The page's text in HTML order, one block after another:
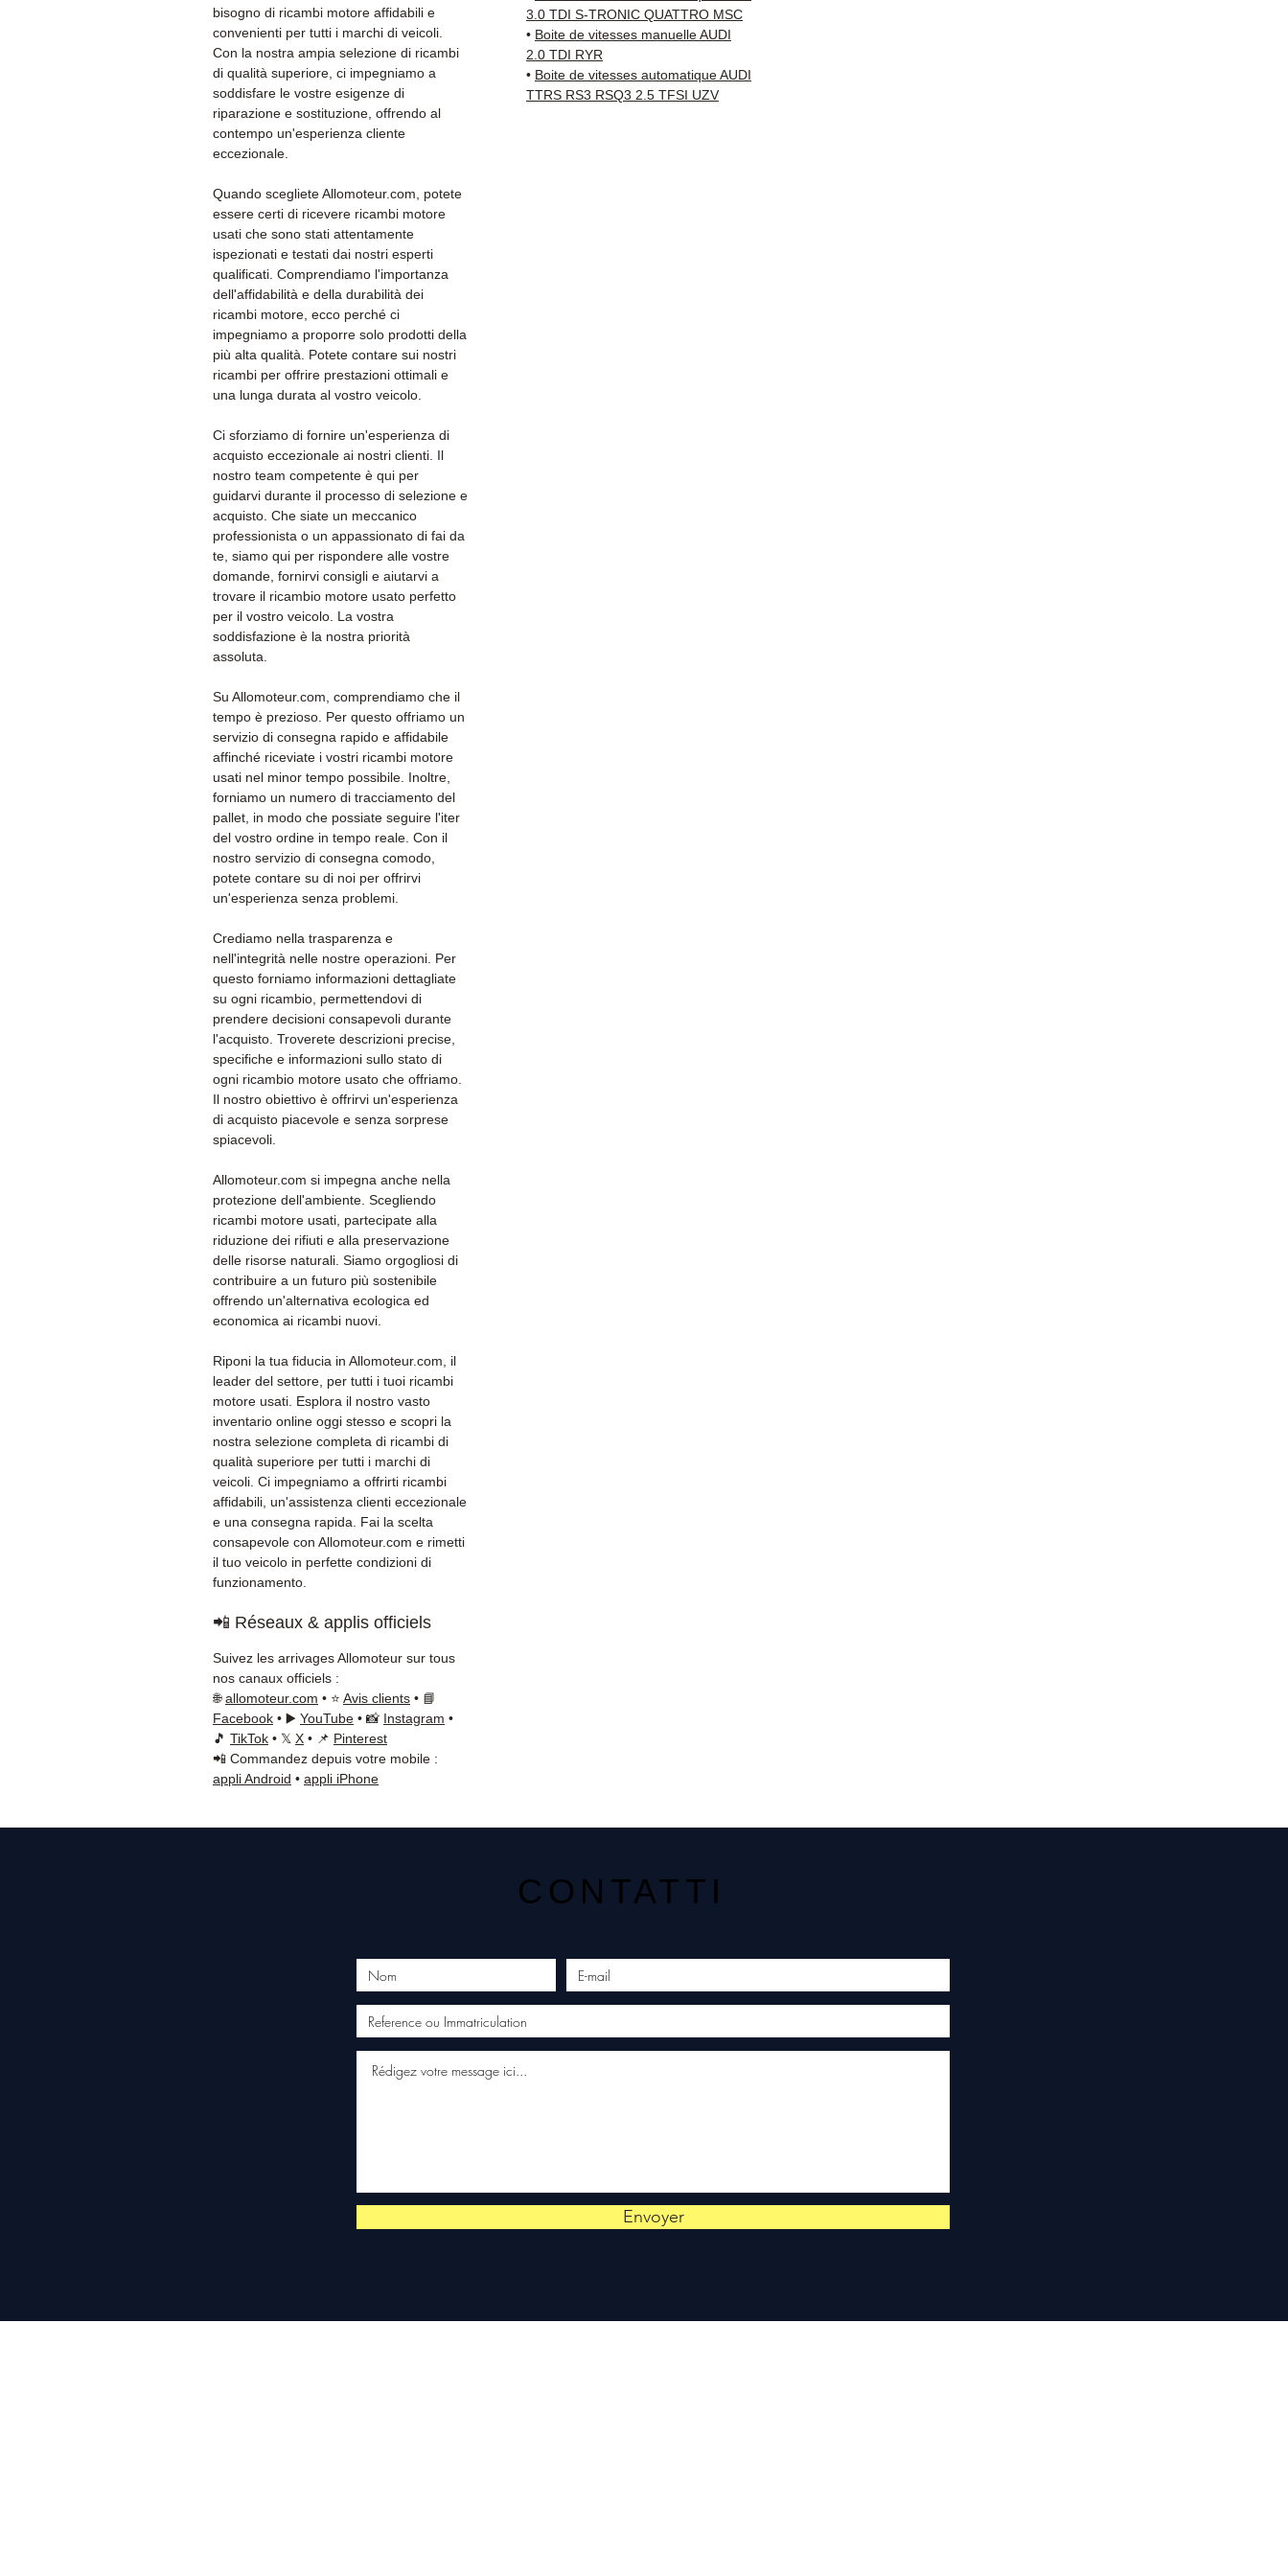
bisogno di ricambi motore affidabili e
convenienti per tutti i marchi di veicoli.
Con la nostra ampia selezione di ricambi
di qualità superiore, ci impegniamo a
soddisfare le vostre esigenze di
riparazione e sostituzione, offrendo al
contempo un'esperienza cliente
eccezionale.
Quando scegliete Allomoteur.com, potete
essere certi di ricevere ricambi motore
usati che sono stati attentamente
ispezionati e testati dai nostri esperti
qualificati. Comprendiamo l'importanza
dell'affidabilità e della durabilità dei
ricambi motore, ecco perché ci
impegniamo a proporre solo prodotti della
più alta qualità. Potete contare sui nostri
ricambi per offrire prestazioni ottimali e
una lunga durata al vostro veicolo.
Ci sforziamo di fornire un'esperienza di
acquisto eccezionale ai nostri clienti. Il
nostro team competente è qui per
guidarvi durante il processo di selezione e
acquisto. Che siate un meccanico
professionista o un appassionato di fai da
te, siamo qui per rispondere alle vostre
domande, fornirvi consigli e aiutarvi a
trovare il ricambio motore usato perfetto
per il vostro veicolo. La vostra
soddisfazione è la nostra priorità
assoluta.
Su Allomoteur.com, comprendiamo che il
tempo è prezioso. Per questo offriamo un
servizio di consegna rapido e affidabile
affinché riceviate i vostri ricambi motore
usati nel minor tempo possibile. Inoltre,
forniamo un numero di tracciamento del
pallet, in modo che possiate seguire l'iter
del vostro ordine in tempo reale. Con il
nostro servizio di consegna comodo,
potete contare su di noi per offrirvi
un'esperienza senza problemi.
Crediamo nella trasparenza e
nell'integrità nelle nostre operazioni. Per
questo forniamo informazioni dettagliate
su ogni ricambio, permettendovi di
prendere decisioni consapevoli durante
l'acquisto. Troverete descrizioni precise,
specifiche e informazioni sullo stato di
ogni ricambio motore usato che offriamo.
Il nostro obiettivo è offrirvi un'esperienza
di acquisto piacevole e senza sorprese
spiacevoli.
Allomoteur.com si impegna anche nella
protezione dell'ambiente. Scegliendo
ricambi motore usati, partecipate alla
riduzione dei rifiuti e alla preservazione
delle risorse naturali. Siamo orgogliosi di
contribuire a un futuro più sostenibile
offrendo un'alternativa ecologica ed
economica ai ricambi nuovi.
Riponi la tua fiducia in Allomoteur.com, il
leader del settore, per tutti i tuoi ricambi
motore usati. Esplora il nostro vasto
inventario online oggi stesso e scopri la
nostra selezione completa di ricambi di
qualità superiore per tutti i marchi di
veicoli. Ci impegniamo a offrirti ricambi
affidabili, un'assistenza clienti eccezionale
e una consegna rapida. Fai la scelta
consapevole con Allomoteur.com e rimetti
il tuo veicolo in perfette condizioni di
funzionamento.
3.0 TDI S-TRONIC QUATTRO MSC
• Boite de vitesses manuelle AUDI
2.0 TDI RYR
• Boite de vitesses automatique AUDI
TTRS RS3 RSQ3 2.5 TFSI UZV
📲 Réseaux & applis officiels
Suivez les arrivages Allomoteur sur tous
nos canaux officiels :
🌐allomoteur.com • ⭐ Avis clients • 📘
Facebook • ▶️ YouTube • 📸 Instagram •
🎵 TikTok • 𝕏 X • 📌 Pinterest
📲 Commandez depuis votre mobile :
appli Android • appli iPhone
CONTATTI
Envoyer